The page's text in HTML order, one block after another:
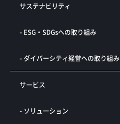
サステナビリティ
- ESG・SDGsへの取り組み
- ダイバーシティ経営への取り組み
サービス
- ソリューション